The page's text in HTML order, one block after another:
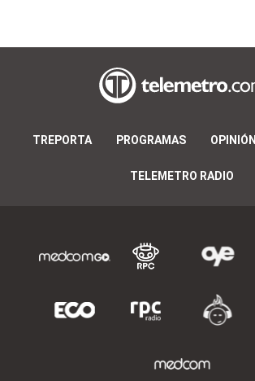
TREPORTA PROGRAMAS OPINIÓN
TELEMETRO RADIO